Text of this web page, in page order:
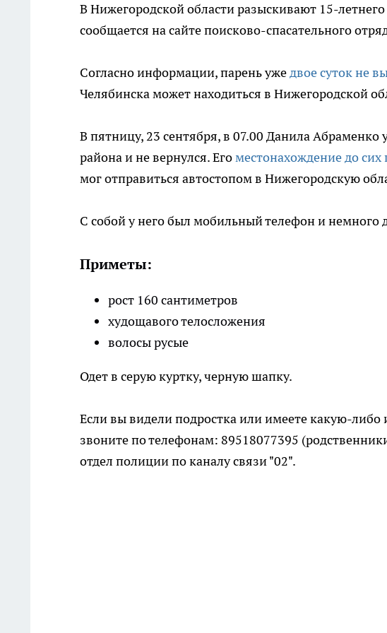
В Нижегородской области разыскивают 15-
сообщается на сайте поисково-спасательного
Согласно информации, парень ужедвое суток не
Челябинска может находиться в Нижегородской
В пятницу, 23 сентября, в 07.00 Данила Абраменко
района и не вернулся. Егоместонахождение до сих
мог отправиться автостопом в Нижегородскую
С собой у него был мобильный телефон и немного
Приметы:
рост 160 сантиметров
худощавого телосложения
волосы русые
Одет в серую куртку, черную шапку.
Если вы видели подростка или имеете какую-
звоните по телефонам: 89518077395
отдел полиции по каналу связи "02".